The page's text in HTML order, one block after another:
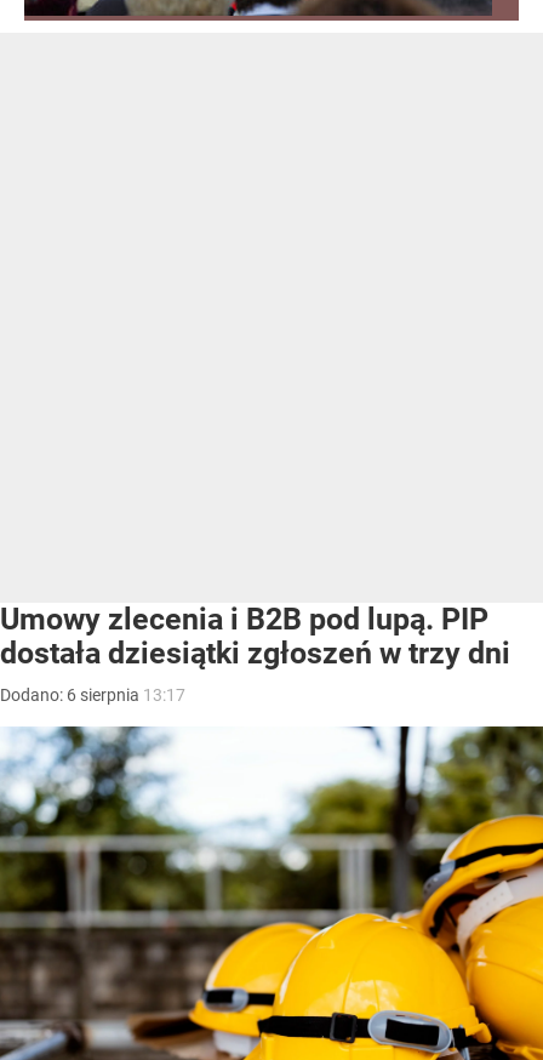
Umowy zlecenia i B2B pod lupą. PIP
dostała dziesiątki zgłoszeń w trzy dni
Dodano: 6 sierpnia 13:17